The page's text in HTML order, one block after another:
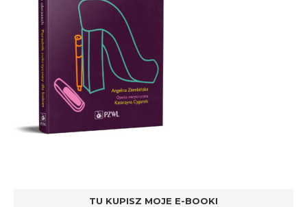
TU KUPISZ MOJE E-BOOKI